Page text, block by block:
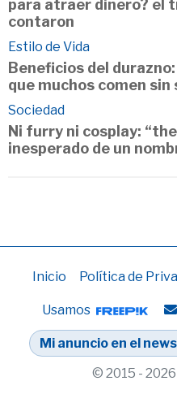
para atraer dinero? el
contaron
Estilo de Vida
Beneficios del
que muchos comen
Sociedad
Ni furry ni cosplay:
inesperado de un
Inicio Política de
Usamos
Mi anuncio en el
© 2015 -